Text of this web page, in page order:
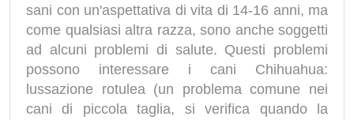
sani con un'aspettativa di vita di 14-16 anni, ma
come qualsiasi altra razza, sono anche soggetti
ad alcuni problemi di salute. Questi problemi
possono interessare i cani Chihuahua:
lussazione rotulea (un problema comune nei
cani di piccola taglia, si verifica quando la